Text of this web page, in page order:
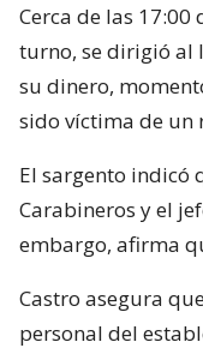
Cerca de las
turno, se dirigió al
su dinero,
sido víctima de un
El sargento indicó
Carabineros y el
embargo, afirma
Castro asegura
personal del